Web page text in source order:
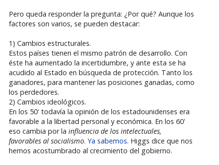
Pero queda responder la pregunta: ¿Por qué? Aunque los
factores son varios, se pueden destacar:
1) Cambios estructurales.
Estos países tienen el mismo patrón de desarrollo. Con
éste ha aumentado la incertidumbre, y ante esta se ha
acudido al Estado en búsqueda de protección. Tanto los
ganadores, para mantener las posiciones ganadas, como
los perdedores.
2) Cambios ideológicos.
En los 50' todavía la opinión de los estadounidenses era
favorable a la libertad personal y económica. En los 60'
eso cambia por la influencia de los intelectuales,
favorables al socialismo. Ya sabemos. Higgs dice que nos
hemos acostumbrado al crecimiento del gobierno.